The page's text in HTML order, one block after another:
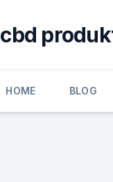
cbd
HOME BLOG